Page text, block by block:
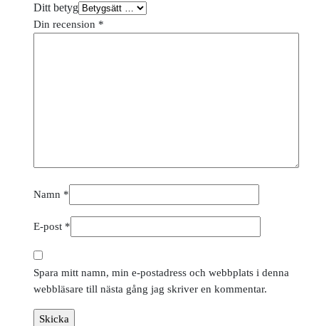
Ditt betyg
Din recension *
Namn *
E-post *
Spara mitt namn, min e-postadress och webbplats i denna
webbläsare till nästa gång jag skriver en kommentar.